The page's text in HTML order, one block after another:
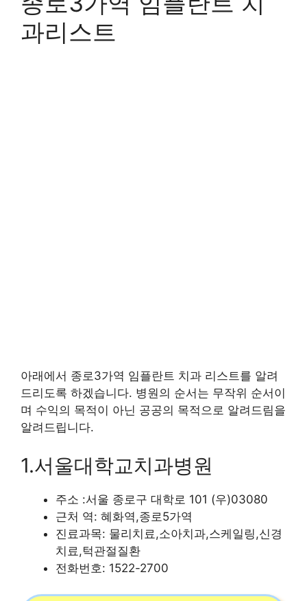
과리스트
아래에서 종로3가역 임플란트 치과 리스트를 알려
드리도록 하겠습니다. 병원의 순서는 무작위 순서이
며 수익의 목적이 아닌 공공의 목적으로 알려드림을
알려드립니다.
1.서울대학교치과병원
주소 :서울 종로구 대학로 101 (우)03080
근처 역: 혜화역,종로5가역
진료과목: 물리치료,소아치과,스케일링,신경
치료,턱관절질환
전화번호: 1522-2700